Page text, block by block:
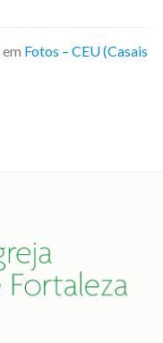
em Fotos – CEU (Casais